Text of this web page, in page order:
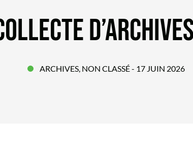
ARCHIVES, NON CLASSÉ- 17 JUIN 2026